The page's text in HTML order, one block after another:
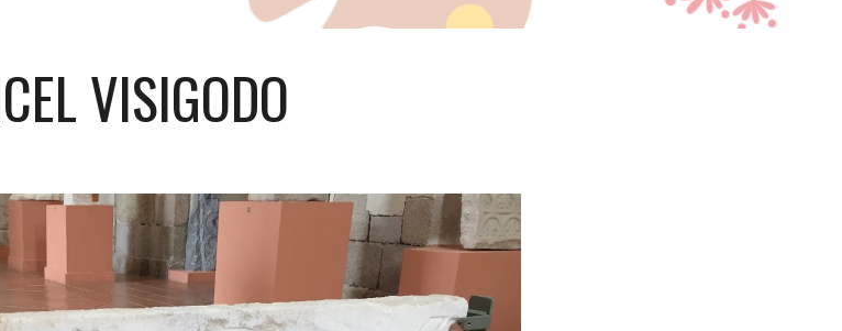
VISIGODO